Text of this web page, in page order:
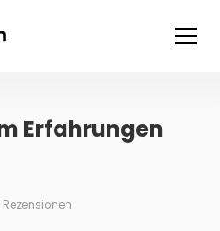
Erfahrungen
Rezensionen